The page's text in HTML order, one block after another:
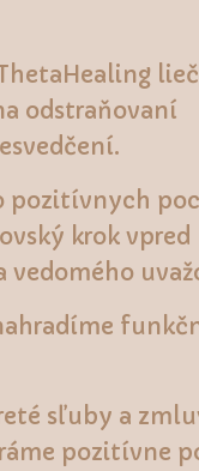
odstraňovaní
pozitívnych
krok vpred
vedomého
sľuby a
pozitívne